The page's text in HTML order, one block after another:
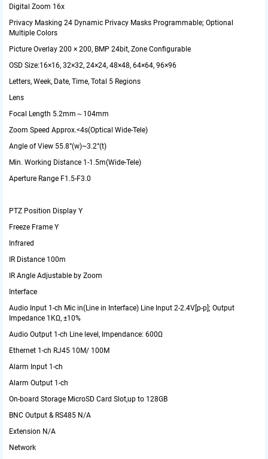
Digital Zoom 16x
Privacy Masking 24 Dynamic Privacy Masks Programmable; Optional
Multiple Colors
Picture Overlay 200 × 200, BMP 24bit, Zone Configurable
OSD Size:16×16, 32×32, 24×24, 48×48, 64×64, 96×96
Letters, Week, Date, Time, Total 5 Regions
Lens
Focal Length 5.2mm～104mm
Zoom Speed Approx.<4s(Optical Wide-Tele)
Angle of View 55.8°(w)~3.2°(t)
Min. Working Distance 1-1.5m(Wide-Tele)
Aperture Range F1.5-F3.0
PTZ Position Display Y
Freeze Frame Y
Infrared
IR Distance 100m
IR Angle Adjustable by Zoom
Interface
Audio Input 1-ch Mic in(Line in Interface) Line Input 2-2.4V[p-p]; Output
Impedance 1KΩ, ±10%
Audio Output 1-ch Line level, Impendance: 600Ω
Ethernet 1-ch RJ45 10M/ 100M
Alarm Input 1-ch
Alarm Output 1-ch
On-board Storage MicroSD Card Slot,up to 128GB
BNC Output & RS485 N/A
Extension N/A
Network